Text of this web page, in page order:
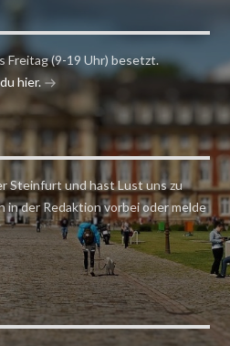
Freitag (9-19 Uhr) besetzt.
hier.
Steinfurt und hast Lust uns zu
in der Redaktion vorbei oder melde